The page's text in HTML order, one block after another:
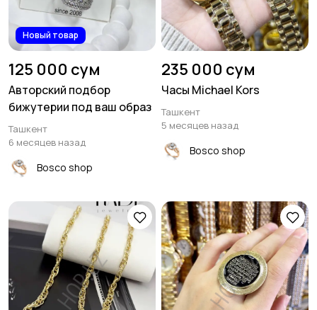
Новый товар
125 000 сум
Авторский подбор
бижутерии под ваш образ
Ташкент
6 месяцев назад
Bosco shop
235 000 сум
Часы Michael Kors
Ташкент
5 месяцев назад
Bosco shop